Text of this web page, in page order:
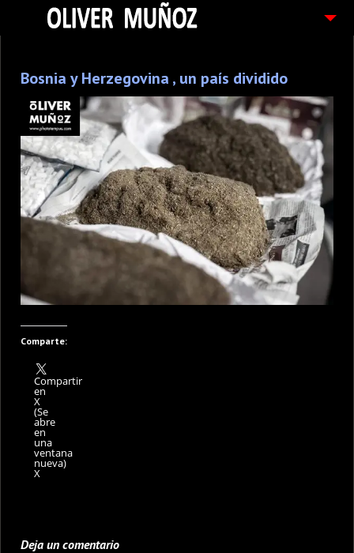
FOTOGRAFIAS
CONTACTO
PEDIDOS
Bosnia y Herzegovina , un país dividido
Comparte:
Compartir
en
X
(Se
abre
en
una
ventana
nueva)
X
Deja un comentario